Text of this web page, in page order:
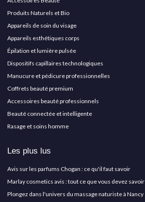
Produits Naturels et Bio
Appareils de soin du visage
Appareils esthétiques corps
Épilation et lumière pulsée
Dispositifs capillaires technologiques
Manucure et pédicure professionnelles
Coffrets beauté premium
Accessoires beauté professionnels
Beauté connectée et intelligente
Rasage et soins homme
Les plus lus
Avis sur les parfums Chogan : ce qu'il faut savoir
Marlay cosmetics avis : tout ce que vous devez savoir
Plongez dans l'univers du massage naturiste à Nancy